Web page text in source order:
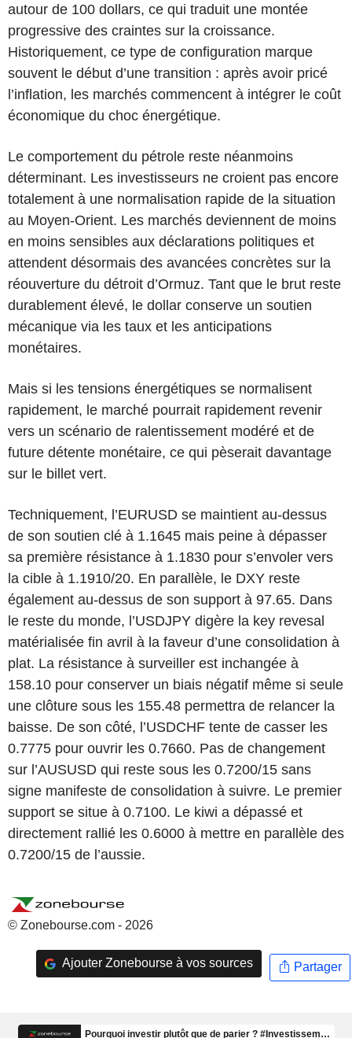
autour de 100 dollars, ce qui traduit une montée
progressive des craintes sur la croissance.
Historiquement, ce type de configuration marque
souvent le début d’une transition : après avoir pricé
l’inflation, les marchés commencent à intégrer le coût
économique du choc énergétique.
Le comportement du pétrole reste néanmoins
déterminant. Les investisseurs ne croient pas encore
totalement à une normalisation rapide de la situation
au Moyen-Orient. Les marchés deviennent de moins
en moins sensibles aux déclarations politiques et
attendent désormais des avancées concrètes sur la
réouverture du détroit d’Ormuz. Tant que le brut reste
durablement élevé, le dollar conserve un soutien
mécanique via les taux et les anticipations
monétaires.
Mais si les tensions énergétiques se normalisent
rapidement, le marché pourrait rapidement revenir
vers un scénario de ralentissement modéré et de
future détente monétaire, ce qui pèserait davantage
sur le billet vert.
Techniquement, l’EURUSD se maintient au-dessus
de son soutien clé à 1.1645 mais peine à dépasser
sa première résistance à 1.1830 pour s’envoler vers
la cible à 1.1910/20. En parallèle, le DXY reste
également au-dessus de son support à 97.65. Dans
le reste du monde, l’USDJPY digère la key revesal
matérialisée fin avril à la faveur d’une consolidation à
plat. La résistance à surveiller est inchangée à
158.10 pour conserver un biais négatif même si seule
une clôture sous les 155.48 permettra de relancer la
baisse. De son côté, l’USDCHF tente de casser les
0.7775 pour ouvrir les 0.7660. Pas de changement
sur l’AUSUSD qui reste sous les 0.7200/15 sans
signe manifeste de consolidation à suivre. Le premier
support se situe à 0.7100. Le kiwi a dépassé et
directement rallié les 0.6000 à mettre en parallèle des
0.7200/15 de l’aussie.
© Zonebourse.com - 2026
Ajouter Zonebourse à vos sources Partager